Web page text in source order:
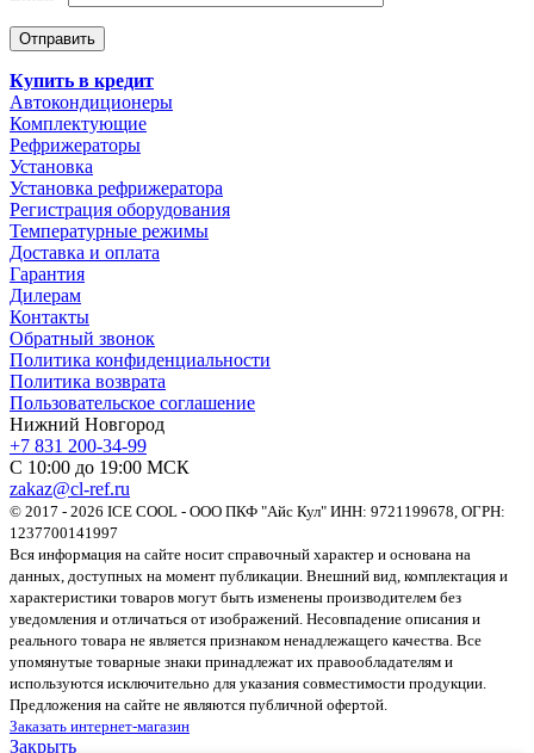
Купить в кредит
Автокондиционеры
Комплектующие
Рефрижераторы
Установка
Установка рефрижератора
Регистрация оборудования
Температурные режимы
Доставка и оплата
Гарантия
Дилерам
Контакты
Обратный звонок
Политика конфиденциальности
Политика возврата
Пользовательское соглашение
Нижний Новгород
+7 831 200-34-99
С 10:00 до 19:00 МСК
zakaz@cl-ref.ru
© 2017 - 2026 ICE COOL - ООО ПКФ "Айс Кул" ИНН: 9721199678, ОГРН:
1237700141997
Вся информация на сайте носит справочный характер и основана на
данных, доступных на момент публикации. Внешний вид, комплектация и
характеристики товаров могут быть изменены производителем без
уведомления и отличаться от изображений. Несовпадение описания и
реального товара не является признаком ненадлежащего качества. Все
упомянутые товарные знаки принадлежат их правообладателям и
используются исключительно для указания совместимости продукции.
Предложения на сайте не являются публичной офертой.
Заказать интернет-магазин
Закрыть